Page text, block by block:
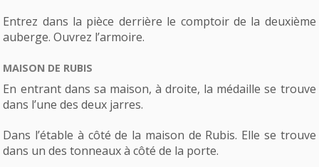
Entrez dans la pièce derrière le comptoir de la deuxième
auberge. Ouvrez l’armoire.
MAISON DE RUBIS
En entrant dans sa maison, à droite, la médaille se trouve
dans l’une des deux jarres.
Dans l’étable à côté de la maison de Rubis. Elle se trouve
dans un des tonneaux à côté de la porte.